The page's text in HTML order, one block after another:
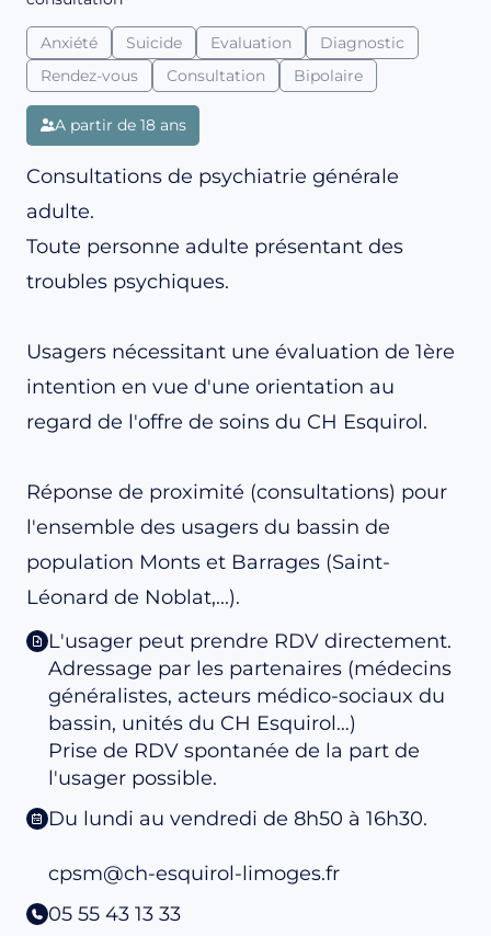
Anxiété Suicide Evaluation
Diagnostic
Rendez-vous
Consultation Bipolaire
A partir de 18 ans
Consultations de psychiatrie générale
adulte.
Toute personne adulte présentant des
troubles psychiques.
Usagers nécessitant une évaluation de 1ère
intention en vue d'une orientation au
regard de l'offre de soins du CH Esquirol.
Réponse de proximité (consultations) pour
l'ensemble des usagers du bassin de
population Monts et Barrages (Saint-
Léonard de Noblat,...).
L'usager peut prendre RDV directement.
Adressage par les partenaires (médecins
généralistes, acteurs médico-sociaux du
bassin, unités du CH Esquirol…)
Prise de RDV spontanée de la part de
l'usager possible.
Du lundi au vendredi de 8h50 à 16h30.
cpsm@ch-esquirol-limoges.fr
05 55 43 13 33